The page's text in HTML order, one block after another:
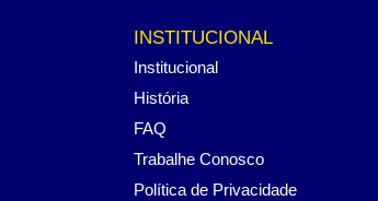
INSTITUCIONAL
Institucional
História
FAQ
Trabalhe Conosco
Política de Privacidade